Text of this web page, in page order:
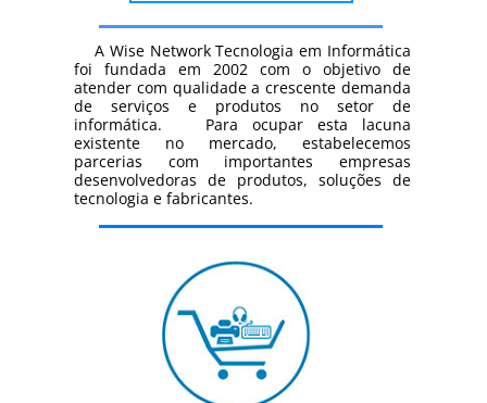
A Wise Network Tecnologia em Informática
foi fundada em 2002 com o objetivo de
atender com qualidade a crescente demanda
de serviços e produtos no setor de
informática. Para ocupar esta lacuna
existente no mercado, estabelecemos
parcerias com importantes empresas
desenvolvedoras de produtos, soluções de
tecnologia e fabricantes.